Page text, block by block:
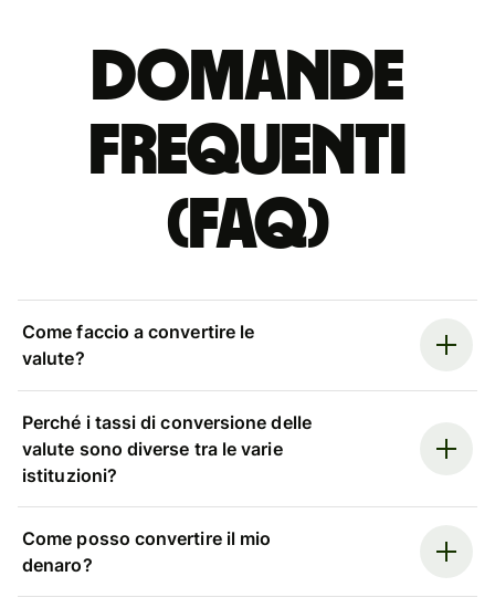
Domande
Frequenti
(FAQ)
Come faccio a convertire le
valute?
Perché i tassi di conversione delle
valute sono diverse tra le varie
istituzioni?
Come posso convertire il mio
denaro?